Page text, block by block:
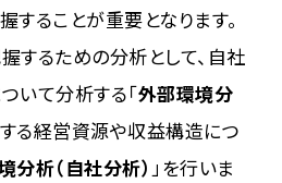
することが重要となります。
するための分析として、自社
いて分析する「外部環境分
る経営資源や収益構造につ
分析（自社分析） 」を行いま